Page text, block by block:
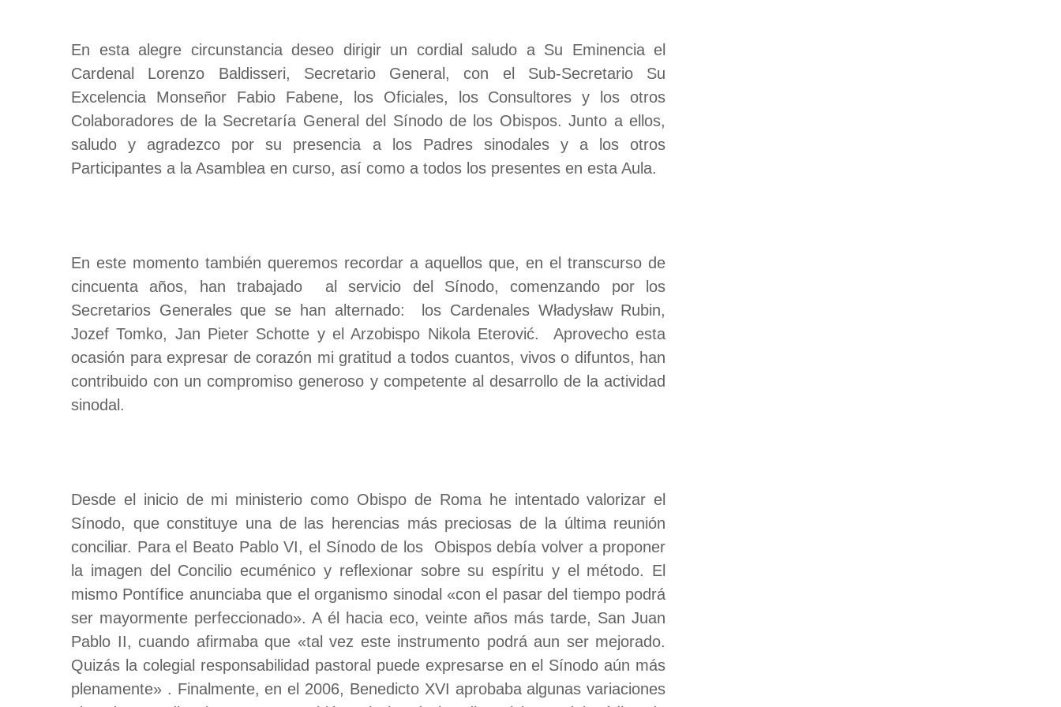
En esta alegre circunstancia deseo dirigir un cordial saludo a Su Eminencia el
Cardenal Lorenzo Baldisseri, Secretario General, con el Sub-Secretario Su
Excelencia Monseñor Fabio Fabene, los Oficiales, los Consultores y los otros
Colaboradores de la Secretaría General del Sínodo de los Obispos. Junto a ellos,
saludo y agradezco por su presencia a los Padres sinodales y a los otros
Participantes a la Asamblea en curso, así como a todos los presentes en esta Aula.
En este momento también queremos recordar a aquellos que, en el transcurso de
cincuenta años, han trabajado al servicio del Sínodo, comenzando por los
Secretarios Generales que se han alternado: los Cardenales Władysław Rubin,
Jozef Tomko, Jan Pieter Schotte y el Arzobispo Nikola Eterović. Aprovecho esta
ocasión para expresar de corazón mi gratitud a todos cuantos, vivos o difuntos, han
contribuido con un compromiso generoso y competente al desarrollo de la actividad
sinodal.
Desde el inicio de mi ministerio como Obispo de Roma he intentado valorizar el
Sínodo, que constituye una de las herencias más preciosas de la última reunión
conciliar. Para el Beato Pablo VI, el Sínodo de los Obispos debía volver a proponer
la imagen del Concilio ecuménico y reflexionar sobre su espíritu y el método. El
mismo Pontífice anunciaba que el organismo sinodal «con el pasar del tiempo podrá
ser mayormente perfeccionado». A él hacia eco, veinte años más tarde, San Juan
Pablo II, cuando afirmaba que «tal vez este instrumento podrá aun ser mejorado.
Quizás la colegial responsabilidad pastoral puede expresarse en el Sínodo aún más
plenamente» . Finalmente, en el 2006, Benedicto XVI aprobaba algunas variaciones